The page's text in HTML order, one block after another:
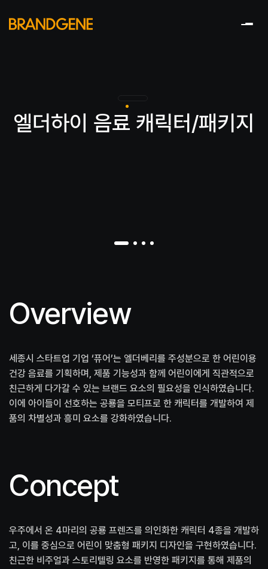
엘더하이 음료 캐릭터/패키지
Overview
세종시 스타트업 기업 ‘퓨어’는 엘더베리를 주성분으로 한 어린이용
건강 음료를 기획하며, 제품 기능성과 함께 어린이에게 직관적으로
친근하게 다가갈 수 있는 브랜드 요소의 필요성을 인식하였습니다.
이에 아이들이 선호하는 공룡을 모티프로 한 캐릭터를 개발하여 제
품의 차별성과 흥미 요소를 강화하였습니다.
Concept
우주에서 온 4마리의 공룡 프렌즈를 의인화한 캐릭터 4종을 개발하
고, 이를 중심으로 어린이 맞춤형 패키지 디자인을 구현하였습니다.
친근한 비주얼과 스토리텔링 요소를 반영한 패키지를 통해 제품의